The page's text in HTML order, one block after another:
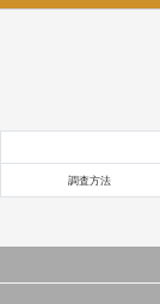
調査方法